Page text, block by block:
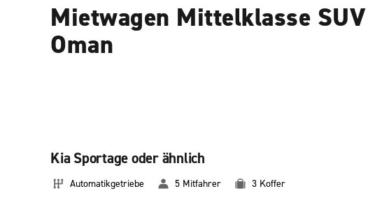
Mietwagen Mittelklasse
Oman
Kia Sportage oder ähnlich
Automatikgetriebe 5 Mitfahrer 3 Koffer